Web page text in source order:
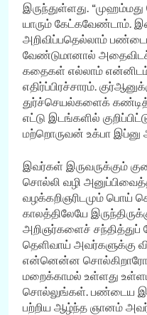
இருந்துள்ளது.
யாரும் கேட்கவேண்டாம்.
அறிவிப்பதெல்லாம்
வேண்டுமானால்
கதைகள் எல்லாம்
எதிர்ப்பிரச்சாரம்.
துர்ச்செயல்களைக்
எட்டு இடங்களில்
மற்றொருவன் உக்பா இப்னு
இவர்கள் இருவருக்கும்
சொல்லி வழி
வழக்கறிஞரிடமும் பொய்
காலத்திலேயே
அறிஞர்களைச் சந்தித்துப்
தெளிவாய் அவர்களுக்கு
என்னென்ன சொல்கிறாரோ
மறைக்காமல் உள்ளது
சொல்லுங்கள். பண்டைய
பற்றிய ஆழ்ந்த ஞானம்